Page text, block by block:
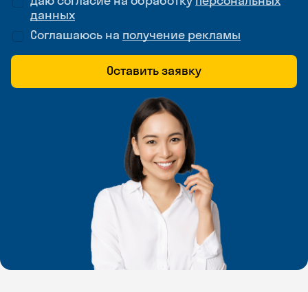
данных
Соглашаюсь на получение рекламы
Оставить заявку